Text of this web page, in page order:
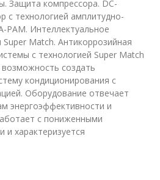
Защита компрессора. DC-
с технологией амплитудно-
PAM. Интеллектуальное
Match. Антикоррозийная
с технологией Super Match
создать
кондиционирования с
Оборудование отвечает
энергоэффективности и
с пониженными
характеризуется